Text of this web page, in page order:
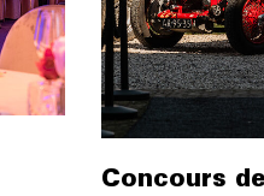
Concours